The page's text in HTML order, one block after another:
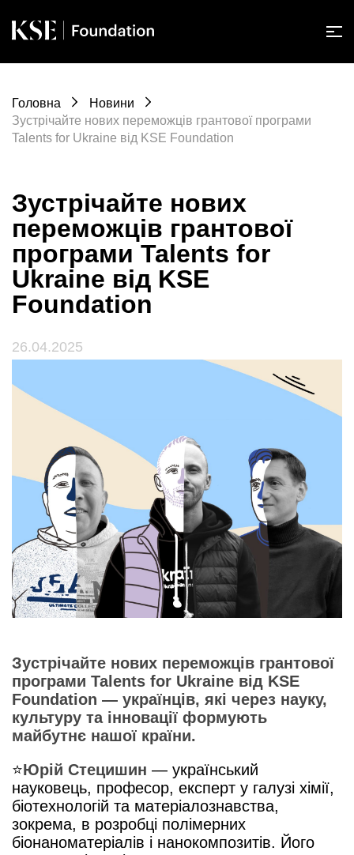
Головна
Новини
Зустрічайте нових переможців грантової програми
Talents for Ukraine від KSE Foundation
Зустрічайте нових
переможців грантової
програми Talents for
Ukraine від KSE
Foundation
26.04.2025
Зустрічайте нових переможців грантової
програми Talents for Ukraine від KSE
Foundation — українців, які через науку,
культуру та інновації формують
майбутнє нашої країни.
⭐️Юрій Стецишин — український
науковець, професор, експерт у галузі хімії,
біотехнологій та матеріалознавства,
зокрема, в розробці полімерних
біонаноматеріалів і нанокомпозитів. Його